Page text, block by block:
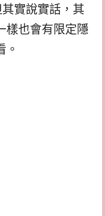
實說實話，其
樣也會有限定隱
。